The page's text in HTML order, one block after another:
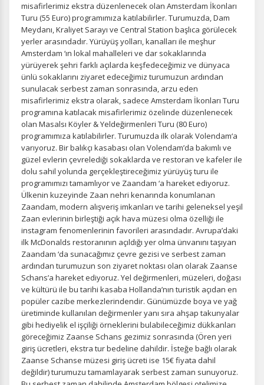
Zorunlu Çerezler HER ZAMAN AKTIF
Oturum yönetimi, güvenlik ve temel site işlevleri için
gereklidir. Bu çerezler olmadan site düzgün çalışmaz ve
devre dışı bırakılamaz.
İstatistik Çerezleri
Ziyaretçilerin siteyi nasıl kullandığını anonim olarak
ölçeriz. Hangi sayfaların popüler olduğunu ve
kullanıcıların nerede zorluk yaşadığını anlamamıza
yardımcı olur.
Pazarlama Çerezleri
Size ve ilgi alanlarınıza uygun reklamlar göstermek için
kullanılır. Kapatırsanız reklamları görmeye devam
edersiniz, ancak daha az alakalı olabilirler.
Tercihleri Kaydet
misafirlerimiz ekstra düzenlenecek olan Amsterdam İkonları
Turu (55 Euro) programımıza katılabilirler. Turumuzda, Dam
Meydanı, Kraliyet Sarayı ve Central Station başlıca görülecek
yerler arasındadır. Yürüyüş yolları, kanalları ile meşhur
Amsterdam ‘ın lokal mahalleleri ve dar sokaklarında
yürüyerek şehri farklı açılarda keşfedeceğimiz ve dünyaca
ünlü sokaklarını ziyaret edeceğimiz turumuzun ardından
sunulacak serbest zaman sonrasında, arzu eden
misafirlerimiz ekstra olarak, sadece Amsterdam İkonları Turu
programına katılacak misafirlerimiz özelinde düzenlenecek
olan Masalsı Köyler & Yeldeğirmenleri Turu (80 Euro)
programımıza katılabilirler. Turumuzda ilk olarak Volendam‘a
varıyoruz. Bir balıkçı kasabası olan Volendam’da bakımlı ve
güzel evlerin çevrelediği sokaklarda ve restoran ve kafeler ile
dolu sahil yolunda gerçekleştireceğimiz yürüyüş turu ile
programımızı tamamlıyor ve Zaandam ‘a hareket ediyoruz.
Ülkenin kuzeyinde Zaan nehri kenarında konumlanan
Zaandam, modern alışveriş imkanları ve tarihi geleneksel yeşil
Zaan evlerinin birleştiği açık hava müzesi olma özelliği ile
instagram fenomenlerinin favorileri arasındadır. Avrupa’daki
ilk McDonalds restoranının açıldığı yer olma ünvanını taşıyan
Zaandam ‘da sunacağımız çevre gezisi ve serbest zaman
ardından turumuzun son ziyaret noktası olan olarak Zaanse
Schans’a hareket ediyoruz. Yel değirmenleri, müzeleri, doğası
ve kültürü ile bu tarihi kasaba Hollanda’nın turistik açıdan en
popüler cazibe merkezlerindendir. Günümüzde boya ve yağ
üretiminde kullanılan değirmenler yanı sıra ahşap takunyalar
gibi hediyelik el işçiliği örneklerini bulabileceğimiz dükkanları
göreceğimiz Zaanse Schans gezimiz sonrasında (Ören yeri
giriş ücretleri, ekstra tur bedeline dahildir. İsteğe bağlı olarak
Zaanse Schanse müzesi giriş ücreti ise 15€ fiyata dahil
değildir) turumuzu tamamlayarak serbest zaman sunuyoruz.